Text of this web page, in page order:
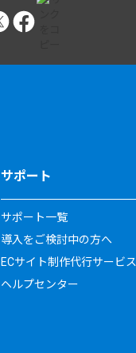
サポート
サポート一覧
導入をご検討中の方へ
ECサイト制作代行サービス
ヘルプセンター